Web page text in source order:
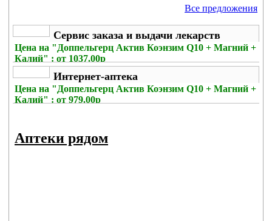
Все предложения
Сервис заказа и выдачи лекарств
Цена на "Доппельгерц Актив Коэнзим Q10 + Магний +
Калий" : от 1037.00р
Без комиссии
Интернет-аптека
Цена на "Доппельгерц Актив Коэнзим Q10 + Магний +
Калий" : от 979.00р
Аптеки рядом